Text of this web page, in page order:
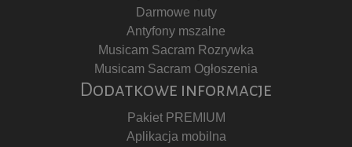
Darmowe nuty
Antyfony mszalne
Musicam Sacram Rozrywka
Musicam Sacram Ogłoszenia
Dodatkowe informacje
Pakiet PREMIUM
Aplikacja mobilna